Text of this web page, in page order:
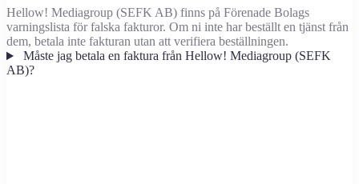
Hellow! Mediagroup (SEFK AB) finns på Förenade Bolags
varningslista för falska fakturor. Om ni inte har beställt en tjänst från
dem, betala inte fakturan utan att verifiera beställningen.
Måste jag betala en faktura från Hellow! Mediagroup (SEFK
AB)?